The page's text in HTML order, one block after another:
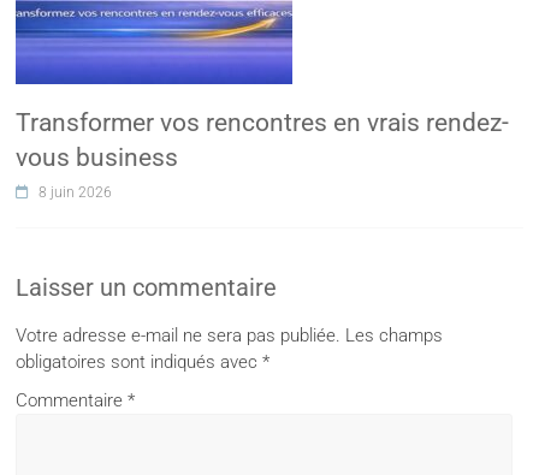
Transformer vos rencontres en vrais rendez-
vous business
8 juin 2026
Laisser un commentaire
Votre adresse e-mail ne sera pas publiée. Les champs
obligatoires sont indiqués avec*
Commentaire*